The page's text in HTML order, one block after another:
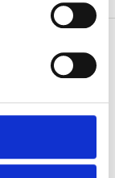
2 hours!